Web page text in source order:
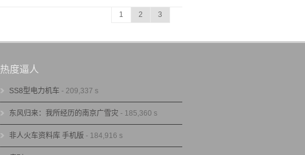
1 2 3
热度逼人
SS8型电力机车 - 209,337 s
东风归来：我所经历的南京广雪灾 - 185,360 s
非人火车资料库 手机版 - 184,916 s